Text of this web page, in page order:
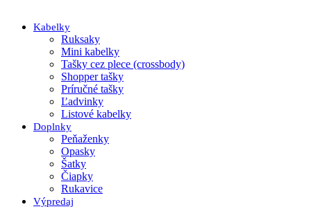
Kabelky
Ruksaky
Mini kabelky
Tašky cez plece (crossbody)
Shopper tašky
Príručné tašky
Ľadvinky
Listové kabelky
Doplnky
Peňaženky
Opasky
Šatky
Čiapky
Rukavice
Výpredaj